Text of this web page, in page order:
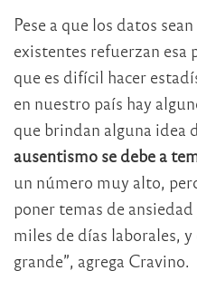
Pese a que los datos
existentes refuerzan esa
que es difícil hacer
en nuestro país hay
que brindan alguna idea
ausentismo se debe a
un número muy alto,
poner temas de
miles de días laborales,
grande”, agrega Cravino.